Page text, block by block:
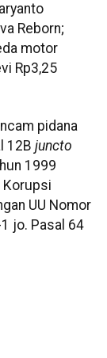
Reborn;
motor
Rp3,25
pidana
12B juncto
1999
Korupsi
UU Nomor
jo. Pasal 64